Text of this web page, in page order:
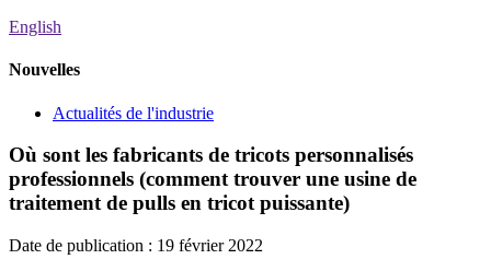
English
Nouvelles
Actualités de l'industrie
Où sont les fabricants de tricots personnalisés
professionnels (comment trouver une usine de
traitement de pulls en tricot puissante)
Date de publication : 19 février 2022